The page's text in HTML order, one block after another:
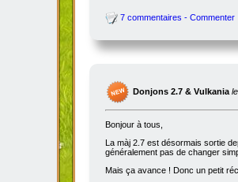
7 commentaires - Commenter
Donjons 2.7 & Vulkania
Bonjour à tous,
La màj 2.7 est désormais sortie
généralement pas de changer
Mais ça avance ! Donc un petit